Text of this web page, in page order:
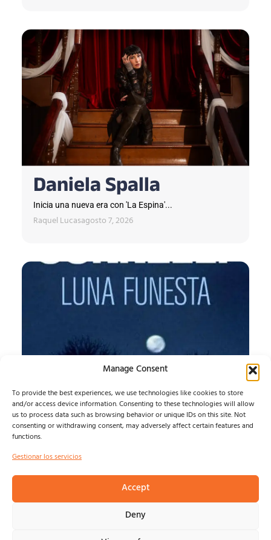
Manage Consent
To provide the best experiences, we use technologies like cookies to store
and/or access device information. Consenting to these technologies will allow
us to process data such as browsing behavior or unique IDs on this site. Not
consenting or withdrawing consent, may adversely affect certain features and
functions.
Gestionar los servicios
Accept
Deny
Daniela Spalla
Inicia una nueva era con 'La Espina'...
Raquel Lucasagosto 7, 2026
LUNA FUNESTA
LUNA FUNESTA...
Felix Ramirezagosto 7, 2026
© NOSOLOINDE 2025 |POLÍTICA DE PRIVACIDAD Y